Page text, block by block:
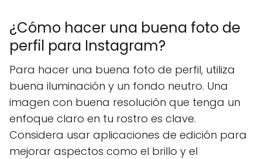
¿Cómo hacer una buena foto de
perfil para Instagram?
Para hacer una buena foto de perfil, utiliza
buena iluminación y un fondo neutro. Una
imagen con buena resolución que tenga un
enfoque claro en tu rostro es clave.
Considera usar aplicaciones de edición para
mejorar aspectos como el brillo y el